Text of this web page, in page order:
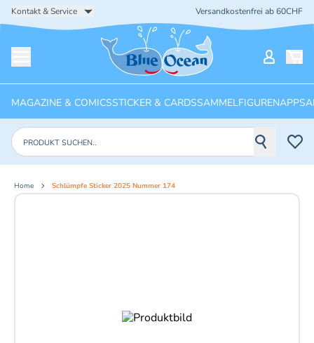
Kontakt & Service Versandkostenfrei ab 60CHF
Startseite
MAGAZINE & COMICSSTICKER & CARDSSAMMELFIGURENAPPS
Produkte suchen
Home Schlümpfe Sticker 2025 Nummer 174